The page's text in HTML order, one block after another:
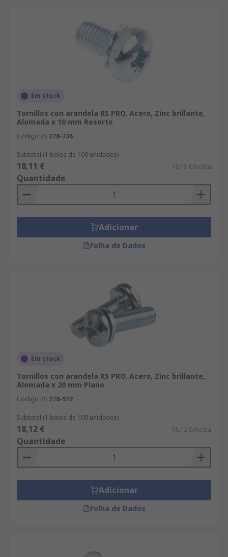
Em stock
Tornillos con arandela RS PRO, Acero, Zinc brillante,
Alomada x 10 mm Resorte
Código RS 278-736
Subtotal (1 bolsa de 100 unidades)
18,11 € 18,11 €/bolsa
Quantidade
Adicionar
Folha de Dados
Em stock
Tornillos con arandela RS PRO, Acero, Zinc brillante,
Alomada x 20 mm Plano
Código RS 278-972
Subtotal (1 bolsa de 100 unidades)
18,12 € 18,12 €/bolsa
Quantidade
Adicionar
Folha de Dados